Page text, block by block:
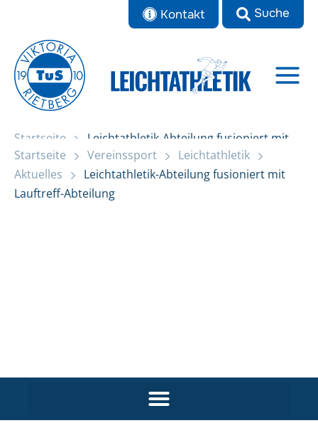
springen
Kontakt
Startseite
Leichtathletik-Abteilung fusioniert mit
Lauftreff-Abteilung
Startseite Vereinssport
Leichtathletik
Aktuelles
Leichtathletik-Abteilung fusioniert mit
Lauftreff-Abteilung